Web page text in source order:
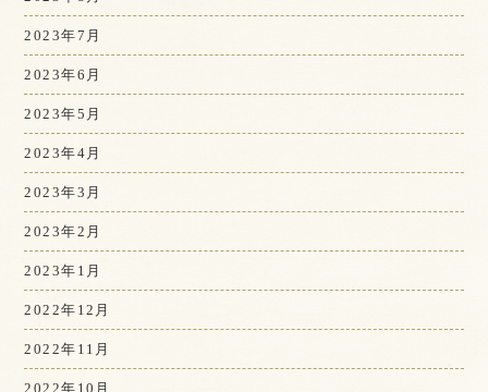
2023年7月
2023年6月
2023年5月
2023年4月
2023年3月
2023年2月
2023年1月
2022年12月
2022年11月
2022年10月